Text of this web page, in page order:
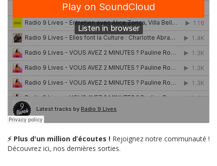
⚡ Plus d'un million d’écoutes ! Rejoignez notre communauté !
Découvrez ici, nos dernières sorties.